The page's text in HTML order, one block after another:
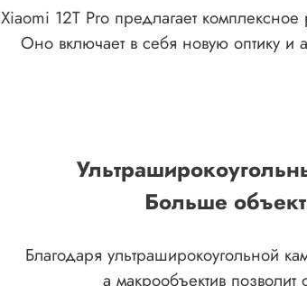
Xiaomi 12T Pro предлагает
Оно включает в себя новую оптику
Больше
Благодаря ультраширокоугольной
а макрообъектив позволит